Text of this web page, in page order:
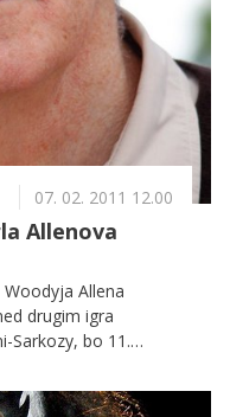
07. 02. 2011 12.00
Allenova
Allena
drugim igra
Sarkozy, bo 11.